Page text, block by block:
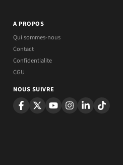
A PROPOS
Qui sommes-nous
Contact
Confidentialite
CGU
NOUS SUIVRE